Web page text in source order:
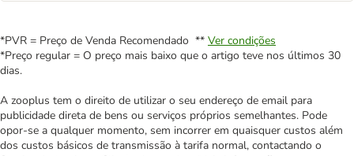
*PVR = Preço de Venda Recomendado ** Ver condições
*Preço regular = O preço mais baixo que o artigo teve nos últimos 30
dias.
A zooplus tem o direito de utilizar o seu endereço de email para
publicidade direta de bens ou serviços próprios semelhantes. Pode
opor-se a qualquer momento, sem incorrer em quaisquer custos além
dos custos básicos de transmissão à tarifa normal, contactando o